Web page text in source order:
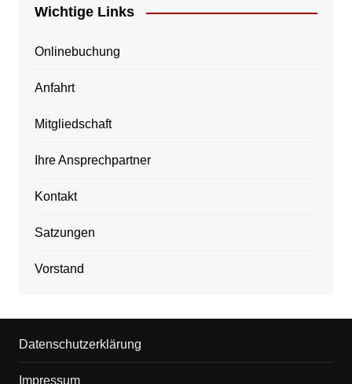
Wichtige Links
Onlinebuchung
Anfahrt
Mitgliedschaft
Ihre Ansprechpartner
Kontakt
Satzungen
Vorstand
Datenschutzerklärung
Impressum